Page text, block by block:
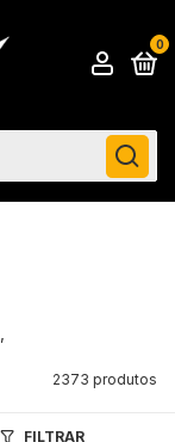
0
2373 produtos
FILTRAR